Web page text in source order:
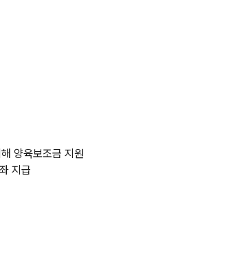
양육보조금 지원
지급